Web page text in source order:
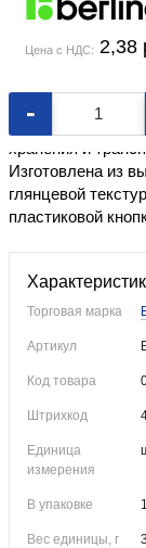
Цена с НДС: 2,38
-
Формат ~А4
хранения и
Изготовлена из
глянцевой
пластиковой
Торговая марка
Артикул
Код товара
Штрихкод
Единица
измерения
В упаковке
Вес единицы, г